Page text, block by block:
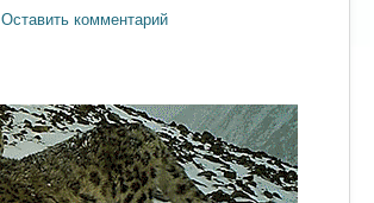
Оставить комментарий